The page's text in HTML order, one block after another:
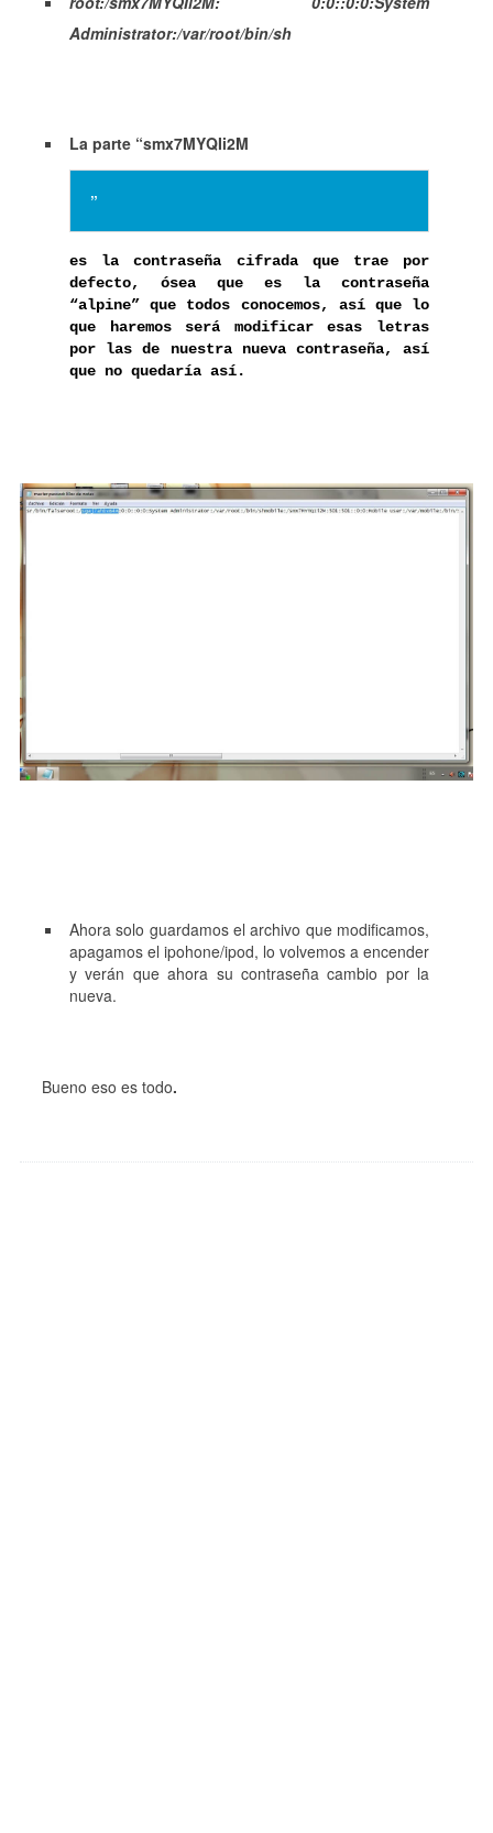
Administrator:/var/root/bin/sh
La parte “smx7MYQIi2M
”
es la contraseña cifrada que trae por
defecto, ósea que es la contraseña
“alpine” que todos conocemos, así que lo
que haremos será modificar esas letras
por las de nuestra nueva contraseña, así
que no quedaría así.
Ahora solo guardamos el archivo que modificamos,
apagamos el ipohone/ipod, lo volvemos a encender
y verán que ahora su contraseña cambio por la
nueva.
Bueno eso es todo.